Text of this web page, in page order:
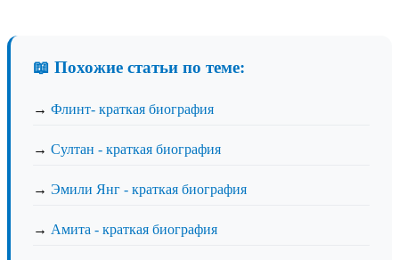
📖 Похожие статьи по теме:
→ Флинт- краткая биография
→ Султан - краткая биография
→ Эмили Янг - краткая биография
→ Амита - краткая биография